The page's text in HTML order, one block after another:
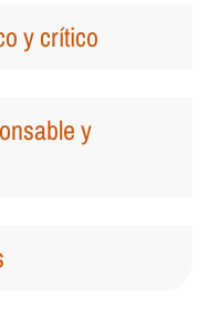
y crítico
y